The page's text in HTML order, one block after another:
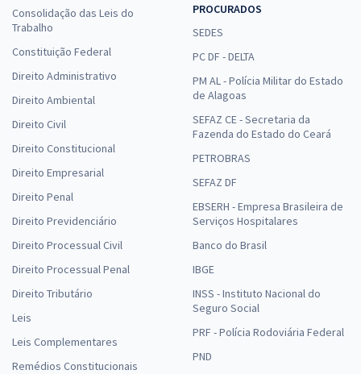
Consolidação das Leis do
Trabalho
Constituição Federal
Direito Administrativo
Direito Ambiental
Direito Civil
Direito Constitucional
Direito Empresarial
Direito Penal
Direito Previdenciário
Direito Processual Civil
Direito Processual Penal
Direito Tributário
Leis
Leis Complementares
Remédios Constitucionais
PROCURADOS
SEDES
PC DF - DELTA
PM AL - Polícia Militar do Estado
de Alagoas
SEFAZ CE - Secretaria da
Fazenda do Estado do Ceará
PETROBRAS
SEFAZ DF
EBSERH - Empresa Brasileira de
Serviços Hospitalares
Banco do Brasil
IBGE
INSS - Instituto Nacional do
Seguro Social
PRF - Polícia Rodoviária Federal
PND